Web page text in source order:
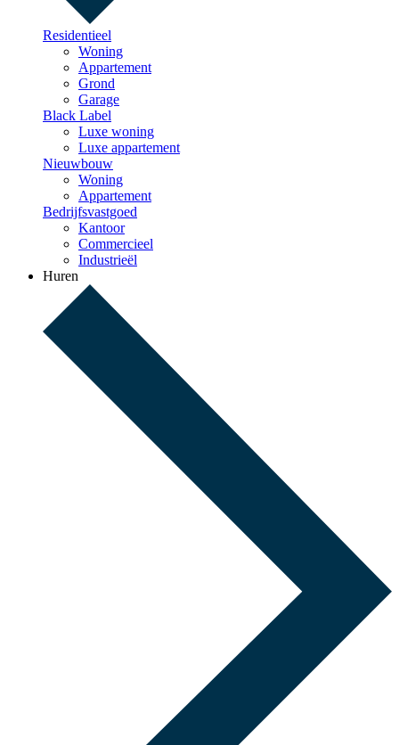
Residentieel
Woning
Appartement
Grond
Garage
Black Label
Luxe woning
Luxe appartement
Nieuwbouw
Woning
Appartement
Bedrijfsvastgoed
Kantoor
Commercieel
Industrieël
Huren